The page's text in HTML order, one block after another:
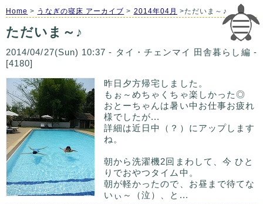
Home > うなぎの寝床 アーカイブ > 2014年04月 >ただいま～♪
ただいま～♪
2014/04/27(Sun) 10:37 - タイ・チェンマイ 田舎暮らし編 -
[4180]
昨日夕方帰宅しました。
もぉ～めちゃくちゃ楽しかった◎
おとーちゃんは暑い中お仕事お疲れ
様でしたが...
詳細は近日中（？）にアップします
ね。
朝から洗濯機2回まわして、今 ひと
りでおやつタイム中。
朝が軽かったので、お昼まで待てな
いぃ～（泣）、と...